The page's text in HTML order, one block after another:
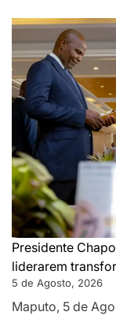
Presidente
liderarem
5 de Agosto, 2026
Maputo, 5 de